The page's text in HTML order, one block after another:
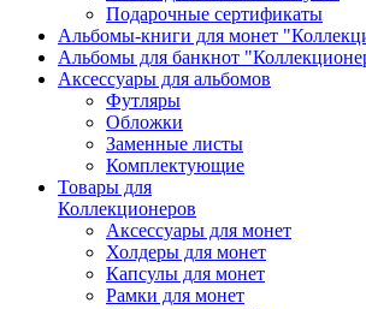
Подарочные сертификаты
Альбомы-книги для монет
Альбомы для банкнот
Аксессуары для альбомов
Футляры
Обложки
Заменные листы
Комплектующие
Товары для
Коллекционеров
Аксессуары для монет
Холдеры для монет
Капсулы для монет
Рамки для монет